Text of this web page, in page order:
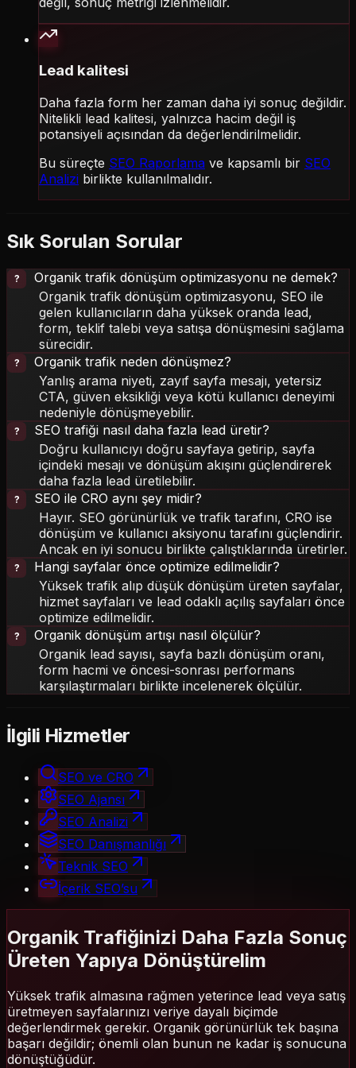
Lead kalitesi
Daha fazla form her zaman daha iyi sonuç değildir.
Nitelikli lead kalitesi, yalnızca hacim değil iş
potansiyeli açısından da değerlendirilmelidir.
Bu süreçte SEO Raporlama ve kapsamlı bir SEO
Analizi birlikte kullanılmalıdır.
Sık Sorulan Sorular
Organik trafik dönüşüm optimizasyonu ne demek?
Organik trafik dönüşüm optimizasyonu, SEO ile
gelen kullanıcıların daha yüksek oranda lead,
form, teklif talebi veya satışa dönüşmesini sağlama
sürecidir.
Organik trafik neden dönüşmez?
Yanlış arama niyeti, zayıf sayfa mesajı, yetersiz
CTA, güven eksikliği veya kötü kullanıcı deneyimi
nedeniyle dönüşmeyebilir.
SEO trafiği nasıl daha fazla lead üretir?
Doğru kullanıcıyı doğru sayfaya getirip, sayfa
içindeki mesajı ve dönüşüm akışını güçlendirerek
daha fazla lead üretilebilir.
SEO ile CRO aynı şey midir?
Hayır. SEO görünürlük ve trafik tarafını, CRO ise
dönüşüm ve kullanıcı aksiyonu tarafını güçlendirir.
Ancak en iyi sonucu birlikte çalıştıklarında üretirler.
Hangi sayfalar önce optimize edilmelidir?
Yüksek trafik alıp düşük dönüşüm üreten sayfalar,
hizmet sayfaları ve lead odaklı açılış sayfaları önce
optimize edilmelidir.
Organik dönüşüm artışı nasıl ölçülür?
Organik lead sayısı, sayfa bazlı dönüşüm oranı,
form hacmi ve öncesi-sonrası performans
karşılaştırmaları birlikte incelenerek ölçülür.
İlgili Hizmetler
SEO ve CRO
SEO Ajansı
SEO Analizi
SEO Danışmanlığı
Teknik SEO
İçerik SEO’su
Organik Trafiğinizi Daha Fazla Sonuç
Üreten Yapıya Dönüştürelim
Yüksek trafik almasına rağmen yeterince lead veya satış
üretmeyen sayfalarınızı veriye dayalı biçimde
değerlendirmek gerekir. Organik görünürlük tek başına
başarı değildir; önemli olan bunun ne kadar iş sonucuna
dönüştüğüdür.